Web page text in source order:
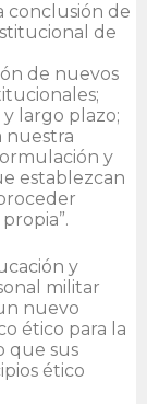
conclusión de
de
de nuevos
largo plazo;
nuestra
y
establezcan
y
militar
nuevo
ético para la
que sus
ético